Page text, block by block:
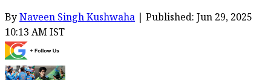
ByNaveen Singh Kushwaha | Published: Jun 29, 2025
10:13 AM IST